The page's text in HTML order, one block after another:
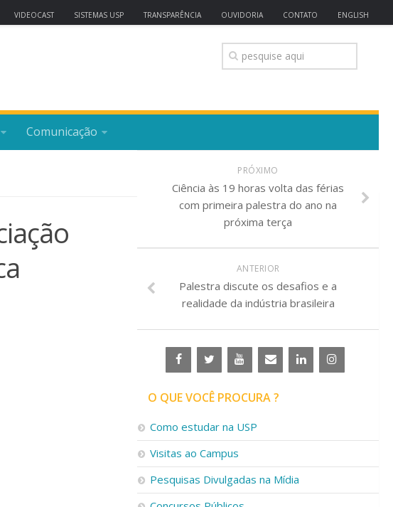
VIDEOCAST SISTEMAS USP TRANSPARÊNCIA OUVIDORIA CONTATO ENGLISH
Comunicação
PRÓXIMO
Ciência às 19 horas volta das férias
com primeira palestra do ano na
próxima terça
ANTERIOR
Palestra discute os desafios e a
realidade da indústria brasileira
O QUE VOCÊ PROCURA ?
Como estudar na USP
Visitas ao Campus
Pesquisas Divulgadas na Mídia